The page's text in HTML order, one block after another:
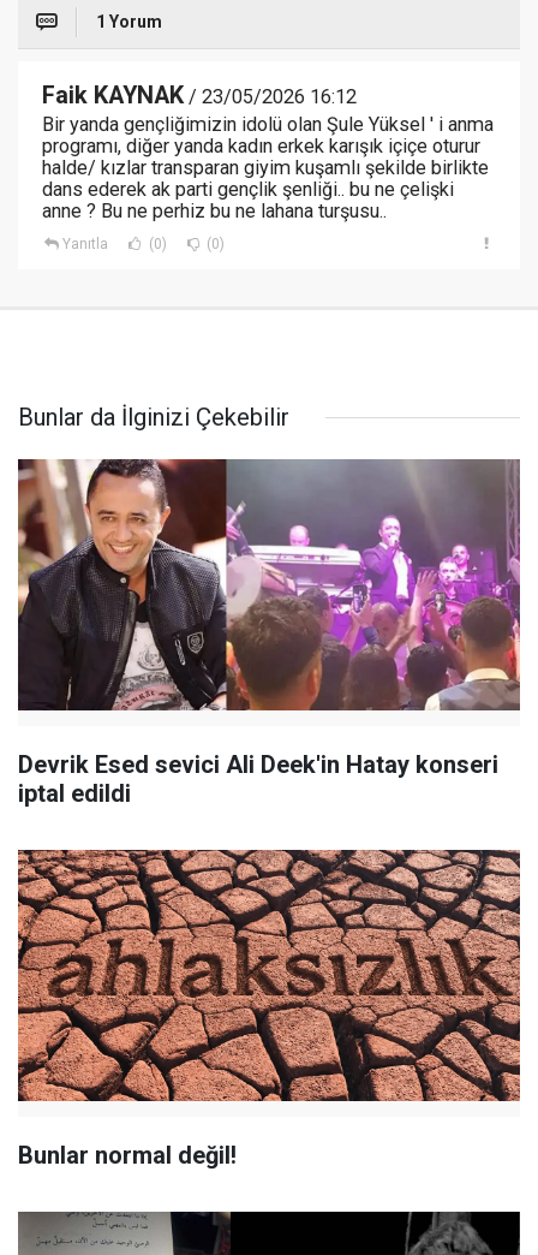
1 Yorum
Faik KAYNAK/ 23/05/2026 16:12
Bir yanda gençliğimizin idolü olan Şule Yüksel ' i anma
programı, diğer yanda kadın erkek karışık içiçe oturur
halde/ kızlar transparan giyim kuşamlı şekilde birlikte
dans ederek ak parti gençlik şenliği.. bu ne çelişki
anne ? Bu ne perhiz bu ne lahana turşusu..
Yanıtla (0) (0)
Bunlar da İlginizi Çekebilir
Devrik Esed sevici Ali Deek'in Hatay konseri
iptal edildi
Bunlar normal değil!